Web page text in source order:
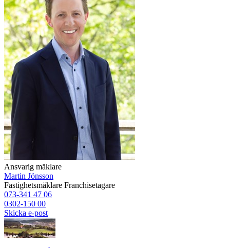
Ansvarig mäklare
Martin Jönsson
Fastighetsmäklare Franchisetagare
073-341 47 06
0302-150 00
Skicka e-post